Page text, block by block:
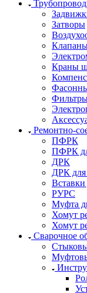
Затворы
Краны
Ремонтно-
ПФРК
ПФРК
ДРК
ДРК
РУРС
Муфта
Хомут
Хомут
Сварочное